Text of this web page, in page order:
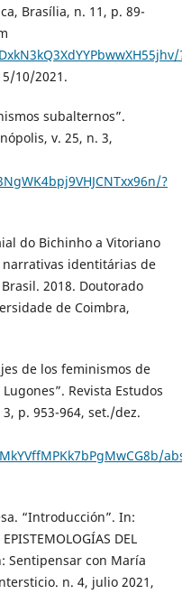
Brasília, n. 11, p. 89-
10/2021.
subalternos”.
v. 25, n. 3,
?
do Bichinho a Vitoriano
narrativas identitárias de
2018. Doutorado
de Coimbra,
de los feminismos de
Revista Estudos
p. 953-964, set./dez.
“Introducción”. In:
DEL
Sentipensar con María
n. 4, julio 2021,